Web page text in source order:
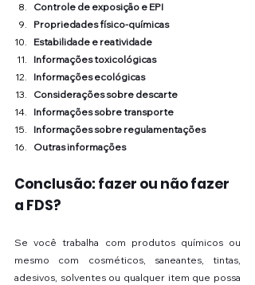
Controle de exposição e EPI
Propriedades físico-químicas
Estabilidade e reatividade
Informações toxicológicas
Informações ecológicas
Considerações sobre descarte
Informações sobre transporte
Informações sobre regulamentações
Outras informações
Conclusão: fazer ou não fazer
a FDS?
Se você trabalha com produtos químicos ou
mesmo com cosméticos, saneantes, tintas,
adesivos, solventes ou qualquer item que possa